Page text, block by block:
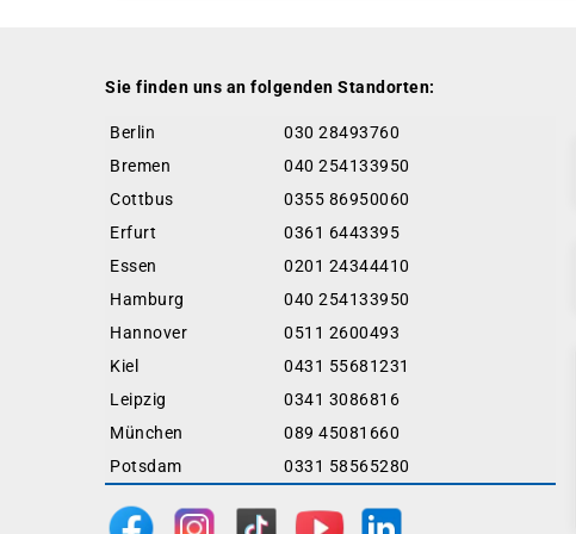
Sie finden uns an folgenden Standorten:
Berlin
030 28493760
Bremen
040 254133950
Cottbus
0355 86950060
Erfurt
0361 6443395
Essen
0201 24344410
Hamburg
040 254133950
Hannover
0511 2600493
Kiel
0431 55681231
Leipzig
0341 3086816
München
089 45081660
Potsdam
0331 58565280